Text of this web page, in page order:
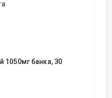
1050мг банка, 30